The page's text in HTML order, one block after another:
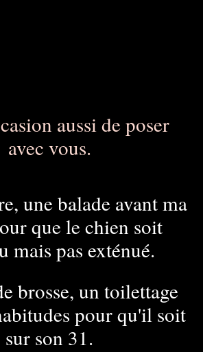
aussi de poser
avec vous.
une balade avant ma
que le chien soit
mais pas exténué.
brosse, un toilettage
pour qu'il soit
sur son 31.